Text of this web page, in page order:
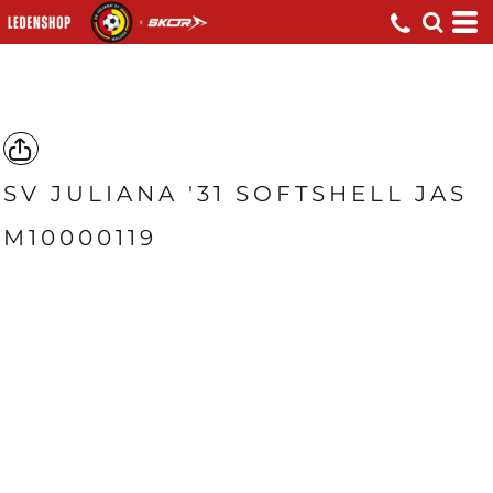
SV JULIANA '31 SOFTSHELL JAS
M10000119